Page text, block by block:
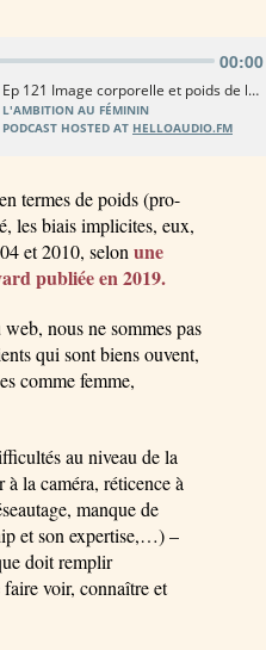
termes de poids (pro-
les biais implicites, eux,
et 2010, selon une
publiée en 2019.
nous ne sommes pas
qui sont biens ouvent,
comme femme,
au niveau de la
la caméra, réticence à
manque de
et son expertise,…) –
doit remplir
faire voir, connaître et